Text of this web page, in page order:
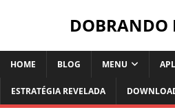
DOBRANDO
HOME BLOG MENU
ESTRATÉGIA REVELADA